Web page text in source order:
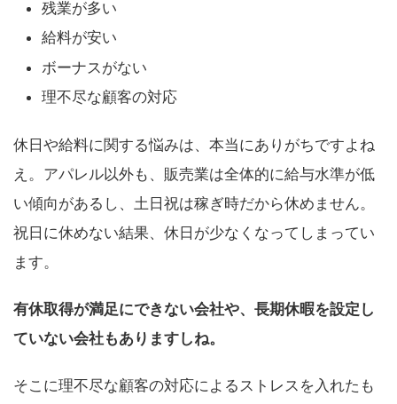
残業が多い
給料が安い
ボーナスがない
理不尽な顧客の対応
休日や給料に関する悩みは、本当にありがちですよね
え。アパレル以外も、販売業は全体的に給与水準が低
い傾向があるし、土日祝は稼ぎ時だから休めません。
祝日に休めない結果、休日が少なくなってしまってい
ます。
有休取得が満足にできない会社や、長期休暇を設定し
ていない会社もありますしね。
そこに理不尽な顧客の対応によるストレスを入れたも